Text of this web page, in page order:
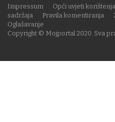
Copyright © Mojportal 2020. Sva
Impressum Opći uvjeti korištenja
sadržaja
Pravila komentiranja
Oglašavanje